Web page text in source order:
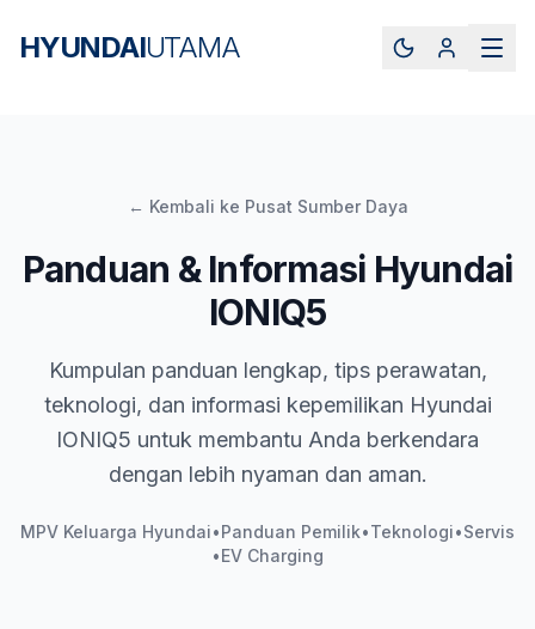
HYUNDAIUTAMA
← Kembali ke Pusat Sumber Daya
Panduan & Informasi Hyundai
IONIQ5
Kumpulan panduan lengkap, tips perawatan,
teknologi, dan informasi kepemilikan Hyundai
IONIQ5 untuk membantu Anda berkendara
dengan lebih nyaman dan aman.
MPV Keluarga Hyundai•Panduan Pemilik•Teknologi•Servis
•EV Charging